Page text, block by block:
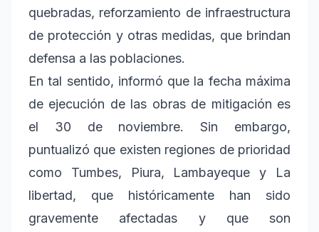
quebradas, reforzamiento de infraestructura
de protección y otras medidas, que brindan
defensa a las poblaciones.
En tal sentido, informó que la fecha máxima
de ejecución de las obras de mitigación es
el 30 de noviembre. Sin embargo,
puntualizó que existen regiones de prioridad
como Tumbes, Piura, Lambayeque y La
libertad, que históricamente han sido
gravemente afectadas y que son